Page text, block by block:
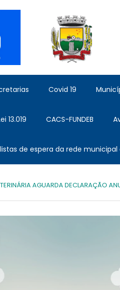
Covid 19
13.019 CACS-FUNDEB
de espera da rede
AGUARDA DECLARAÇÃO